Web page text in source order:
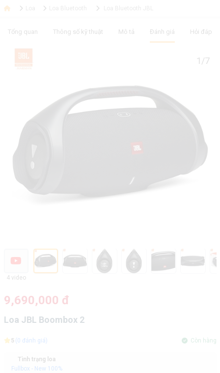
Tổng quan Thông số kỹ thuật Mô tả Đánh giá Hỏi đáp
1/7
4 video
9,690,000 đ
Loa JBL Boombox 2
5 (0 đánh giá) Còn hàng
Tình trạng loa
Fullbox - New 100%